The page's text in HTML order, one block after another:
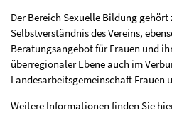
Der Bereich Sexuelle Bildung
Selbstverständnis des Vereins,
Beratungsangebot für Frauen und
überregionaler Ebene auch im
Landesarbeitsgemeinschaft Frauen
Weitere Informationen finden Sie